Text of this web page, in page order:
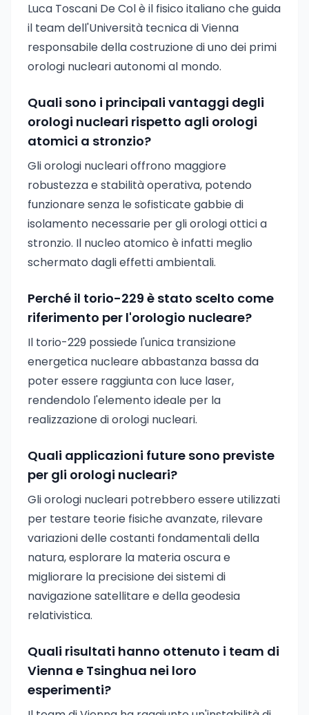
Luca Toscani De Col è il fisico italiano che guida
il team dell'Università tecnica di Vienna
responsabile della costruzione di uno dei primi
orologi nucleari autonomi al mondo.
Quali sono i principali vantaggi degli
orologi nucleari rispetto agli orologi
atomici a stronzio?
Gli orologi nucleari offrono maggiore
robustezza e stabilità operativa, potendo
funzionare senza le sofisticate gabbie di
isolamento necessarie per gli orologi ottici a
stronzio. Il nucleo atomico è infatti meglio
schermato dagli effetti ambientali.
Perché il torio-229 è stato scelto come
riferimento per l'orologio nucleare?
Il torio-229 possiede l'unica transizione
energetica nucleare abbastanza bassa da
poter essere raggiunta con luce laser,
rendendolo l'elemento ideale per la
realizzazione di orologi nucleari.
Quali applicazioni future sono previste
per gli orologi nucleari?
Gli orologi nucleari potrebbero essere utilizzati
per testare teorie fisiche avanzate, rilevare
variazioni delle costanti fondamentali della
natura, esplorare la materia oscura e
migliorare la precisione dei sistemi di
navigazione satellitare e della geodesia
relativistica.
Quali risultati hanno ottenuto i team di
Vienna e Tsinghua nei loro
esperimenti?